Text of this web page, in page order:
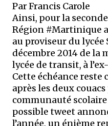
Par Francis Carole
Ainsi, pour la
Région #Martinique
au proviseur du lycée
décembre 2014 de la
lycée de transit, à
Cette échéance
après les deux
communauté scolaire
possible tweet
l’année, un énième